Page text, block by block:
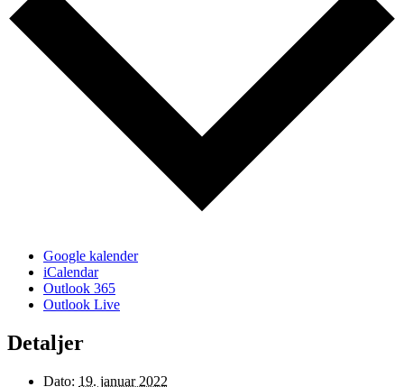
Google kalender
iCalendar
Outlook 365
Outlook Live
Detaljer
Dato: 19. januar 2022